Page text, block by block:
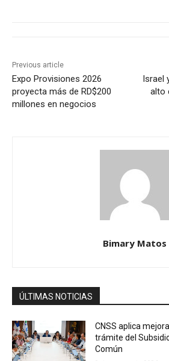
Previous article
Expo Provisiones 2026
proyecta más de RD$200
millones en negocios
Israel
alto
Bimary Matos
ÚLTIMAS NOTICIAS
CNSS aplica
trámite del
Común